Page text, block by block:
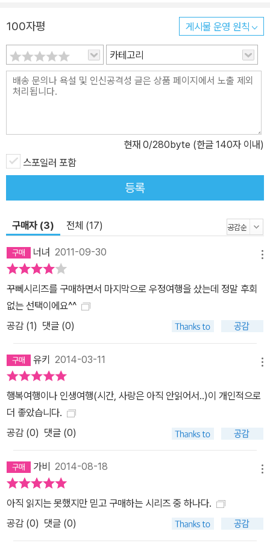
의 본질을 재발견하게 되면서 ‘우정’이 만들어낸 기적의 과정을 함께
하는 것은 점점 더 트위터나 페이스북, 메신저 등 온라인상으로만 이
어지는 현대의 인간관계에 대한 진실성을 재조명해볼 수 있는 기회가
될 것이다. 이뿐 아니라 ‘우정’에 대한 성찰을 떠나 소설 자체로서의
재미 또한 뛰어나다. 여러 국가를 넘나들며 겪게 되는 다양한 민족과
서 피어나는 미묘한 로맨스 등, 탄탄한 소설적 구조를 토대로 하고 있
이다. * 꾸뻬 씨가 말하는 우정에 관한 22가지 성찰 1. 우정은 건강이
다. 2. 친구를 위해서라면 자기 것을 희생하거나 위험을 감수할 수 있
다. 3. 친구란 만나면 즐거운 사람이다. 4. 우리는 친구가 우리를 어떻
의 방식을 인정한다.(5 수정. 친구란 그들의 삶의 방식을 찬탄할 수
있는 사람이다.) 6. 오래된 친구는 원시림의 나무처럼 귀하게 여겨야
한다. 7. 친구란 나를 위해 걱정하는 사람이다. 8. 친구란 비밀을 털어
놓을 수 있는 존재다. 9. 친구란 내가 불행할 때 함께 슬퍼하고 내가
행복할 때 함께 기뻐하는 사람이다. 10. 진정한 우정이란 사랑 때문에
좋아해주는 사람이다. 12. 질투만 계속한다면 친구라고 할 수 없다. 1
남자들은 같이 무언가 하는 걸 좋아하고, 여자들은 자기들끼리 끊임
없이 수다를 떤다. 15. 모험을 함께하면 우정이 돈독해진다. 16. 오래
된 친구는 우리 인생의 뜨개질 속의 털실 한 줄이다. 17. 친구는 우리
가 지나치게 나쁜 길로 가는 것을 막아주는 사람이다. 18. 친구란 미
안하다고 말할 수 있는 사람이다. 19. 친구란 감사의 마음을 표현할
수 있는 사람이다. 20. 친구란 든든한 위로가 되는 사람이다. 21. 친구
란 언제나 함께 웃을 일을 찾아낼 수 있는 사람이다. 22. 우정은 즐거
움을 함께 나누고 상호적으로 호의를 베풀며 서로를 인정하고 존경하
면서 점점 커져간다.
100자평 게시물 운영 원칙
카테고리
현재 0/280byte (한글 140자 이내)
스포일러 포함
등록
구매자 (3) 전체 (17)
너녀 2011-09-30
꾸뻬시리즈를 구매하면서 마지막으로 우정여행을 샀는데 정말 후회
없는 선택이에요^^
공감 (1) 댓글 (0)
유키 2014-03-11
행복여행이나 인생여행(시간, 사랑은 아직 안읽어서..)이 개인적으로
더 좋았습니다.
공감 (0) 댓글 (0)
가비 2014-08-18
아직 읽지는 못했지만 믿고 구매하는 시리즈 중 하나다.
공감 (0) 댓글 (0)